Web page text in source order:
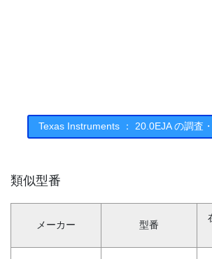
Texas Instruments ： 20.0EJA の調査
類似型番
メーカー 型番